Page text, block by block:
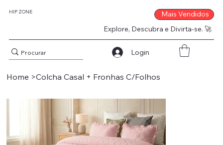
HIP ZONE
Explore, Descubra e Divirta-se. 🚀
Mais Vendidos
Login
Home >Colcha Casal + Fronhas C/Folhos